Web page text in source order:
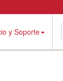
y Soporte